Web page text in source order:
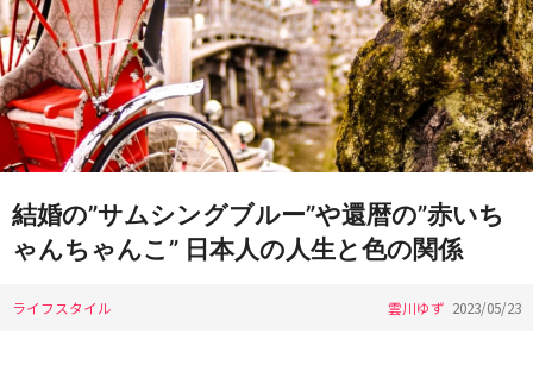
結婚の”サムシングブルー”や還暦の”赤いち
ゃんちゃんこ” 日本人の人生と色の関係
ライフスタイル 雲川ゆず 2023/05/23